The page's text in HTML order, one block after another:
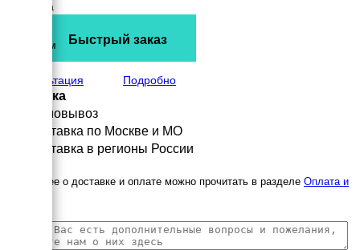
Ширина
1350 мм
Консультация
Подробно
Быстрый заказ
Доставка
Самовывоз
Доставка по Москве и МО
Доставка в регионы России
Подробнее о доставке и оплате можно прочитать в разделе Оплата и